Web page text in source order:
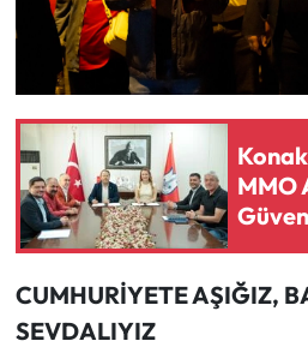
MMO
CUMHURİYETE AŞIĞIZ,
SEVDALIYIZ